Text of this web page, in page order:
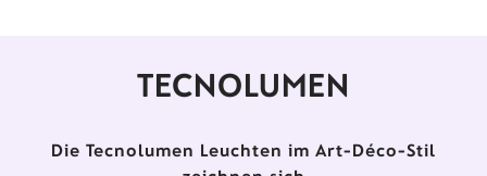
TECNOLUMEN
Die Tecnolumen Leuchten im Art-Déco-Stil